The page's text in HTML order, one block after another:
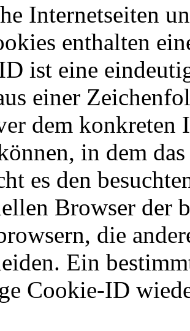
Internetseiten
enthalten
ist eine
einer
dem konkreten
in dem
es den
Browser der
die
Ein
Cookie-ID